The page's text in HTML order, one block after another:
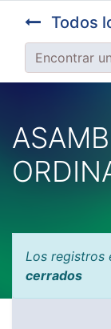
Todos
Los registros
cerrados